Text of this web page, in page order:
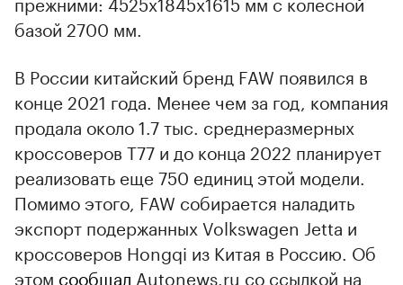
базой 2700 мм.
В России китайский бренд FAW появился в
конце 2021 года. Менее чем за год, компания
продала около 1.7 тыс. среднеразмерных
кроссоверов T77 и до конца 2022 планирует
реализовать еще 750 единиц этой модели.
Помимо этого, FAW собирается наладить
экспорт подержанных Volkswagen Jetta и
кроссоверов Hongqi из Китая в Россию. Об
этом сообщал Autonews.ru со ссылкой на